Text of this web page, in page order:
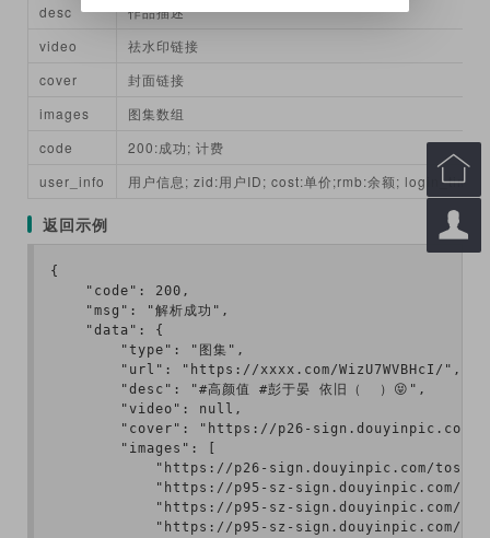
desc
作品描述
video
祛水印链接
cover
封面链接
images
图集数组
code
200:成功; 计费
user_info
用户信息; zid:用户ID; cost:单价;rmb:余额; login_time:
返回示例
{
    "code": 200,
    "msg": "解析成功",
    "data": {
        "type": "图集",
        "url": "https://xxxx.com/WizU7WVBHcI/",
        "desc": "#高颜值 #彭于晏 依旧（  ）😝",
        "video": null,
"cover": "https://p26-
        "images": [
"https://p26-sign.douyinpic.com/tos-
"https://p95-sz-sign.douyinpic.com/
"https://p95-sz-sign.douyinpic.com/
"https://p95-sz-sign.douyinpic.com/

